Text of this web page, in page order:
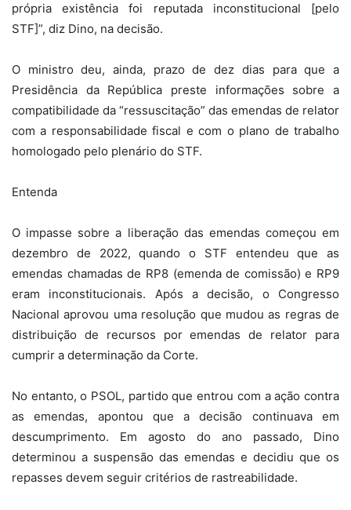
própria existência foi reputada inconstitucional [pelo
STF]”, diz Dino, na decisão.
O ministro deu, ainda, prazo de dez dias para que a
Presidência da República preste informações sobre a
compatibilidade da “ressuscitação” das emendas de relator
com a responsabilidade fiscal e com o plano de trabalho
homologado pelo plenário do STF.
Entenda
O impasse sobre a liberação das emendas começou em
dezembro de 2022, quando o STF entendeu que as
emendas chamadas de RP8 (emenda de comissão) e RP9
eram inconstitucionais. Após a decisão, o Congresso
Nacional aprovou uma resolução que mudou as regras de
distribuição de recursos por emendas de relator para
cumprir a determinação da Corte.
No entanto, o PSOL, partido que entrou com a ação contra
as emendas, apontou que a decisão continuava em
descumprimento. Em agosto do ano passado, Dino
determinou a suspensão das emendas e decidiu que os
repasses devem seguir critérios de rastreabilidade.